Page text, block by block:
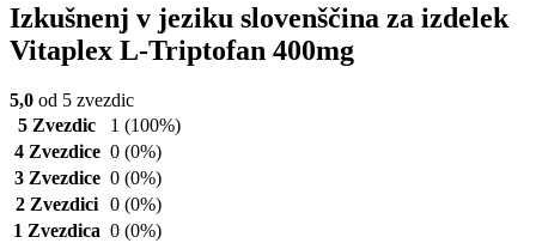
Izkušnenj v jeziku slovenščina za izdelek
Vitaplex L-Triptofan 400mg
5,0 od 5 zvezdic
5 Zvezdic
1 (100%)
4 Zvezdice 0 (0%)
3 Zvezdice 0 (0%)
2 Zvezdici 0 (0%)
1 Zvezdica 0 (0%)